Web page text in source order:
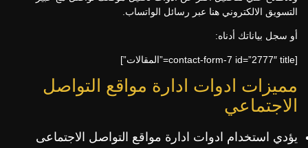
التسويق الالكتروني هنا عبر رسائل الواتساب.
أو سجل بياناتك أدناه:
[contact-form-7 id=”2777″ title=”المقالات”]
مميزات ادوات ادارة مواقع التواصل
الاجتماعي
يؤدي استخدام ادوات ادارة مواقع التواصل الاجتماعى